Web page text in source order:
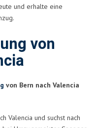
und erhalte eine
von
von Bern nach Valencia
Valencia und suchst nach